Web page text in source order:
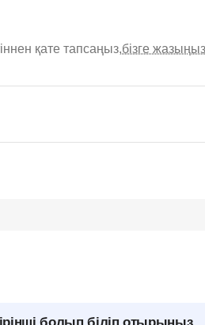
қате тапсаңыз,бізге жазыңыз